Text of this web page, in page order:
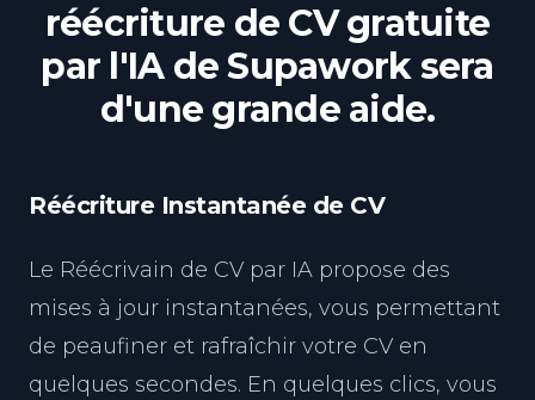
réécriture de CV gratuite
par l'IA de Supawork sera
d'une grande aide.
Réécriture Instantanée de CV
Le Réécrivain de CV par IA propose des
mises à jour instantanées, vous permettant
de peaufiner et rafraîchir votre CV en
quelques secondes. En quelques clics, vous